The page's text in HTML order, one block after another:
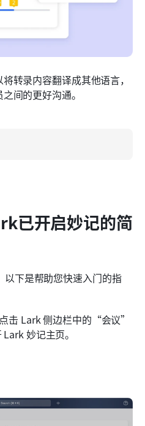
转录内容翻译成其他语言，
间的更好沟通。
已开启妙记的简
下是帮助您快速入门的指
击 Lark 侧边栏中的“会议”
妙记主页。